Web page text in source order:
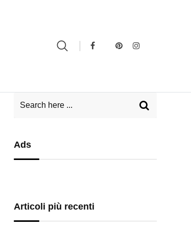
Ads
Articoli più recenti